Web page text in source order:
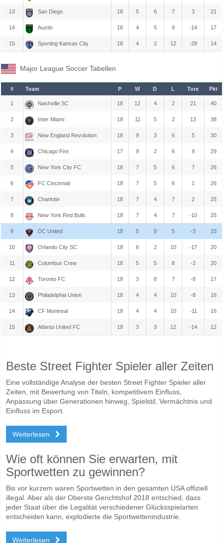
13 San Diego 18 5 6 7 3 21
14 Austin 18 4 5 9 -14 17
15 Sporting Kansas City 18 4 2 12 -28 14
Major League Soccer Tabellen
# Team P W D L Tore Pkt
1 Nashville SC 18 12 4 2 21 40
2 Inter Miami 18 11 5 2 13 38
3 New England Revolution 18 9 3 6 5 30
4 Chicago Fire 17 9 2 6 9 29
5 New York City FC 18 7 5 6 7 26
6 FC Cincinnati 18 7 5 6 1 26
7 Charlotte 18 7 4 7 2 25
8 New York Red Bulls 18 7 4 7 -10 25
9 DC United 18 5 8 5 -3 23
10 Orlando City SC 18 6 2 10 -17 20
11 Columbus Crew 18 5 5 8 -2 20
12 Toronto FC 18 3 8 7 -8 17
13 Philadelphia Union 18 4 4 10 -8 16
14 CF Montreal 18 4 4 10 -11 16
15 Atlanta United FC 18 3 3 12 -14 12
Beste Street Fighter Spieler aller Zeiten
Eine vollständige Analyse der besten Street Fighter Spieler aller
Zeiten, mit Bewertung von Titeln, kompetitivem Einfluss,
Anpassung über Generationen hinweg, Spielstil, Vermächtnis und
Einfluss im Esport.
Weiterlesen
Wie oft können Sie erwarten, mit
Sportwetten zu gewinnen?
Bis vor kurzem waren Sportwetten in den gesamten USA offiziell
illegal. Aber als der Oberste Gerichtshof 2018 entschied, dass
jeder Staat über die Legalität verschiedener Glücksspielarten
entscheiden kann, explodierte die Sportwettenindustrie.
Weiterlesen